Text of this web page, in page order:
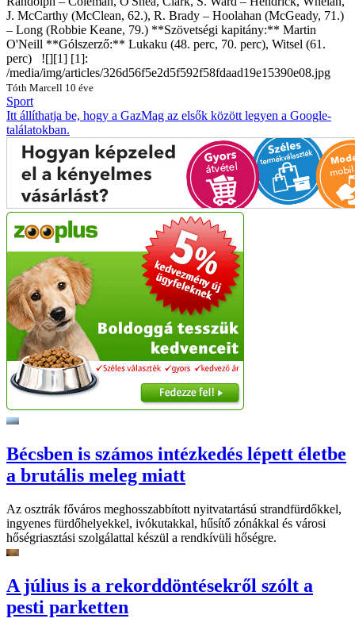
J. McCarthy (McClean, 62.), R. Brady – Hoolahan (McGeady, 71.)
– Long (Robbie Keane, 79.) **Szövetségi kapitány:** Martin
O'Neill **Gólszerző:** Lukaku (48. perc, 70. perc), Witsel (61.
perc) ![][1] [1]:
/media/img/articles/326d56f5e2d5f592f58fdaad19e15390e08.jpg
Tóth Marcell 10 éve
Sport
Itt állíthatja be, hogy a GazMag az elsők között legyen a Google-
találatokban.
Bécsben is számos intézkedés lépett életbe
a brutális meleg miatt
Az osztrák főváros meghosszabbított nyitvatartású strandfürdőkkel,
ingyenes fürdőhelyekkel, ivókutakkal, hűsítő zónákkal és városi
hőségriasztási szolgálattal készül a rendkívüli hőségre.
A július is a rekorddöntésekről szólt a
pesti parketten